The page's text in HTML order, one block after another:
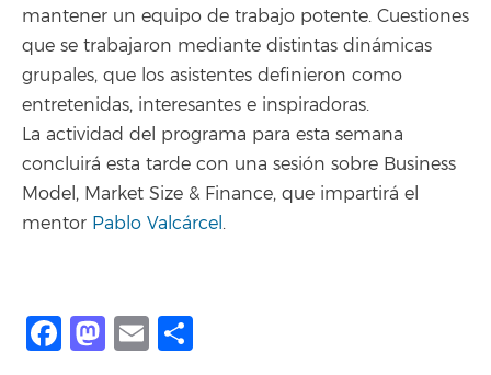
mantener un equipo de trabajo potente. Cuestiones
que se trabajaron mediante distintas dinámicas
grupales, que los asistentes definieron como
entretenidas, interesantes e inspiradoras.
La actividad del programa para esta semana
concluirá esta tarde con una sesión sobre Business
Model, Market Size & Finance, que impartirá el
mentor Pablo Valcárcel.
Facebook
Mastodon
Email